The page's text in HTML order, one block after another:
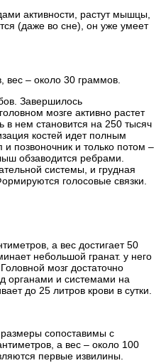
активности, растут мышцы,
(даже во сне), он уже умеет
вес – около 30 граммов.
Завершилось
мозге активно растет
в нем становится на 250 тысяч
костей идет полным
позвоночник и только потом –
обзаводится ребрами.
системы, и грудная
голосовые связки.
а вес достигает 50
небольшой гранат. у него
мозг достаточно
органами и системами на
до 25 литров крови в сутки.
сопоставимы с
а вес – около 100
первые извилины.